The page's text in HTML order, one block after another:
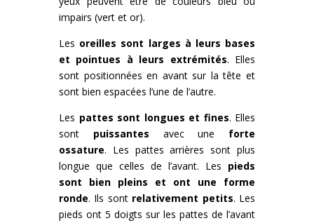
impairs (vert et or).
Les oreilles sont larges à leurs bases
et pointues à leurs extrémités. Elles
sont positionnées en avant sur la tête et
sont bien espacées l’une de l’autre.
Les pattes sont longues et fines. Elles
sont puissantes avec une forte
ossature. Les pattes arrières sont plus
longue que celles de l’avant. Les pieds
sont bien pleins et ont une forme
ronde. Ils sont relativement petits. Les
pieds ont 5 doigts sur les pattes de l’avant